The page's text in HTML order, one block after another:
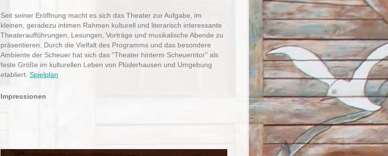
Seit seiner Eröffnung macht es sich das Theater zur Aufgabe, im
kleinen, geradezu intimen Rahmen kulturell und literarisch interessante
Theateraufführungen, Lesungen, Vorträge und musikalische Abende zu
präsentieren. Durch die Vielfalt des Programms und das besondere
Ambiente der Scheuer hat sich das "Theater hinterm Scheuerntor" als
feste Größe im kulturellen Leben von Plüderhausen und Umgebung
etabliert.Spielplan
Impressionen